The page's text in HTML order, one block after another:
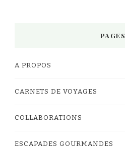
PAGES
A PROPOS
CARNETS DE VOYAGES
COLLABORATIONS
ESCAPADES GOURMANDES